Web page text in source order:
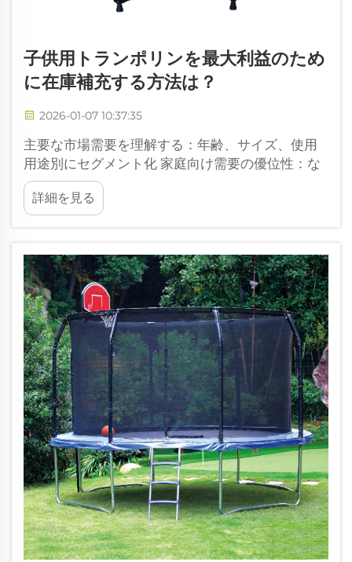
子供用トランポリンを最大利益のため
に在庫補充する方法は？
2026-01-07 10:37:35
主要な市場需要を理解する：年齢、サイズ、使用
用途別にセグメント化 家庭向け需要の優位性：な
ぜ子供がいる家庭が子供用トランポリン販売の
78％を占めるのか 子供用トランポリンの購入のほ
とんどは12歳未満の子供を持つ家庭向けであり、
詳細を見る